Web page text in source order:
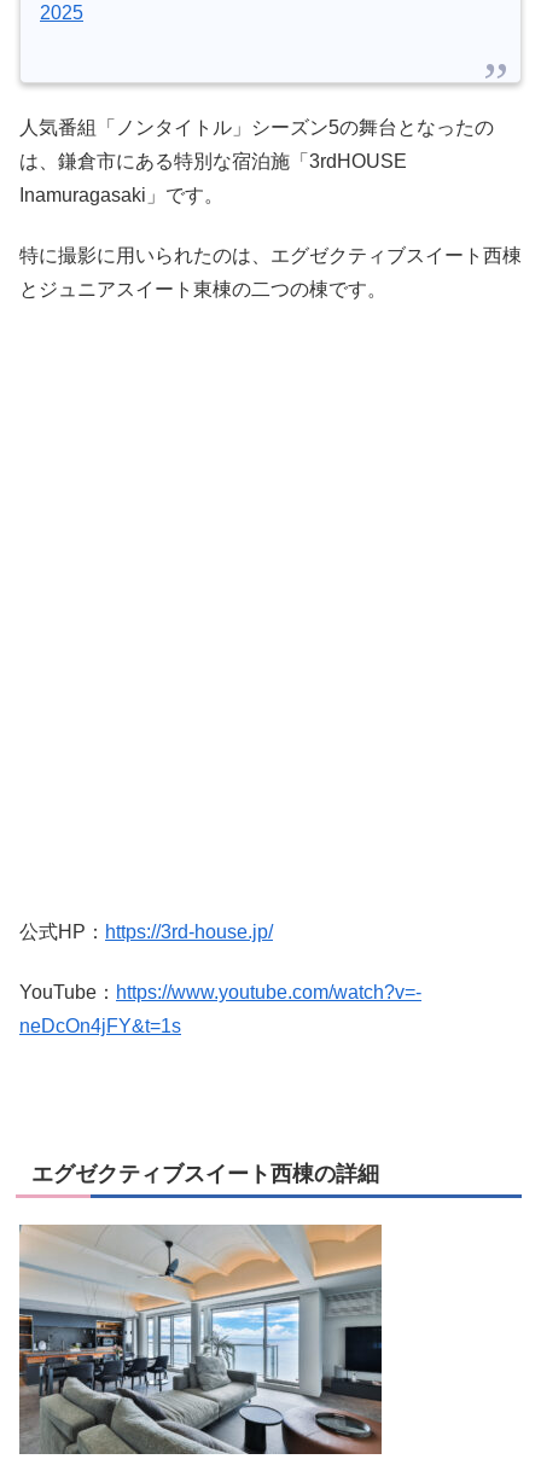
2025
人気番組「ノンタイトル」シーズン5の舞台となったの
は、鎌倉市にある特別な宿泊施「3rdHOUSE
Inamuragasaki」です。
特に撮影に用いられたのは、エグゼクティブスイート西棟
とジュニアスイート東棟の二つの棟です。
公式HP： https://3rd-house.jp/
YouTube： https://www.youtube.com/watch?v=-
neDcOn4jFY&t=1s
エグゼクティブスイート西棟の詳細